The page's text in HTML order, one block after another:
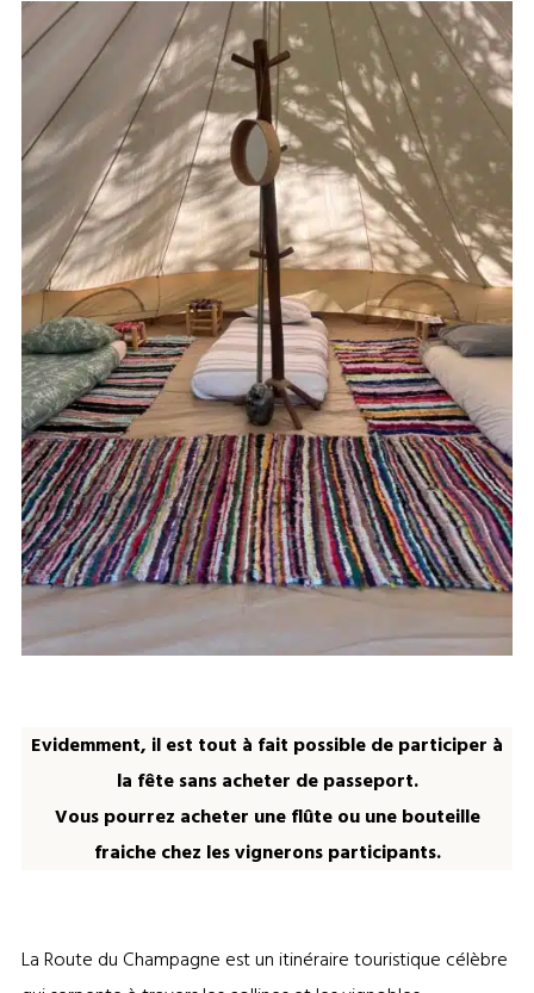
Evidemment, il est tout à fait possible de participer à
la fête sans acheter de passeport.
Vous pourrez acheter une flûte ou une bouteille
fraiche chez les vignerons participants.
La Route du Champagne est un itinéraire touristique célèbre